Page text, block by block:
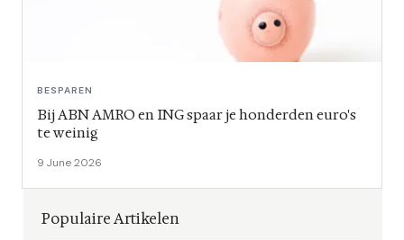
BESPAREN
Bij ABN AMRO en ING spaar je honderden euro's
te weinig
9 June 2026
Populaire Artikelen